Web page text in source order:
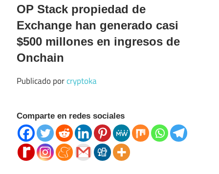
OP Stack propiedad de
Exchange han generado casi
$500 millones en ingresos de
Onchain
Publicado porcryptoka
Comparte en redes sociales